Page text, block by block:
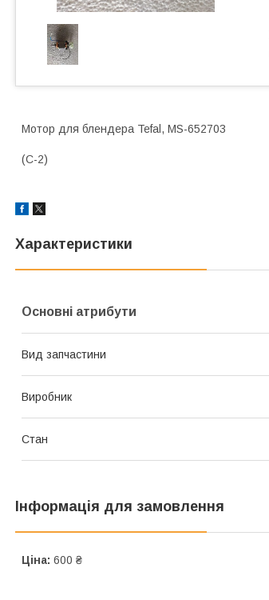
Мотор для блендера Tefal, MS-652703
(C-2)
Характеристики
Основні атрибути
Вид запчастини
Виробник
Стан
Інформація для замовлення
Ціна: 600 ₴